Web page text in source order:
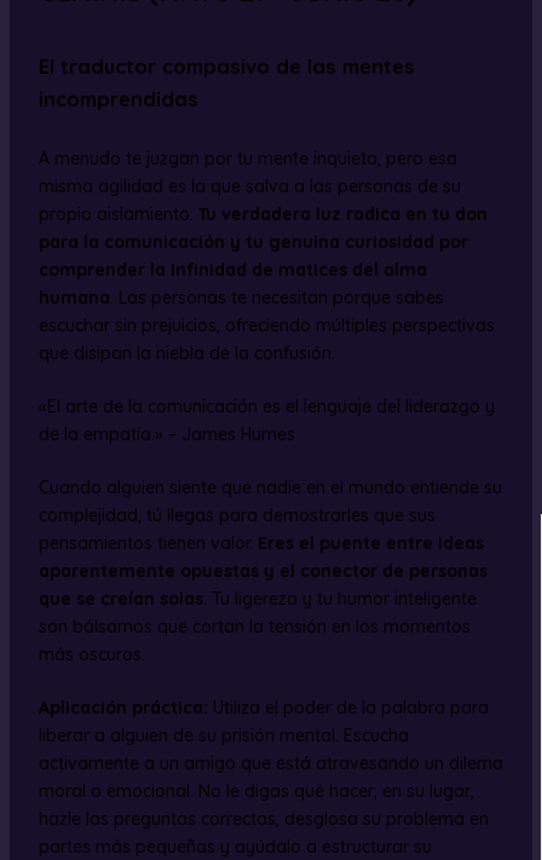
El traductor compasivo de las mentes
incomprendidas
A menudo te juzgan por tu mente inquieta, pero esa
misma agilidad es la que salva a las personas de su
propio aislamiento. Tu verdadera luz radica en tu don
para la comunicación y tu genuina curiosidad por
comprender la infinidad de matices del alma
humana. Las personas te necesitan porque sabes
escuchar sin prejuicios, ofreciendo múltiples perspectivas
que disipan la niebla de la confusión.
«El arte de la comunicación es el lenguaje del liderazgo y
de la empatía.» – James Humes
Cuando alguien siente que nadie en el mundo entiende su
complejidad, tú llegas para demostrarles que sus
pensamientos tienen valor. Eres el puente entre ideas
aparentemente opuestas y el conector de personas
que se creían solas. Tu ligereza y tu humor inteligente
son bálsamos que cortan la tensión en los momentos
más oscuros.
Aplicación práctica: Utiliza el poder de la palabra para
liberar a alguien de su prisión mental. Escucha
activamente a un amigo que está atravesando un dilema
moral o emocional. No le digas qué hacer; en su lugar,
hazle las preguntas correctas, desglosa su problema en
partes más pequeñas y ayúdalo a estructurar su